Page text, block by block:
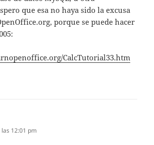
que esa no haya sido la excusa
porque se puede hacer
CalcTutorial33.htm
12:01 pm